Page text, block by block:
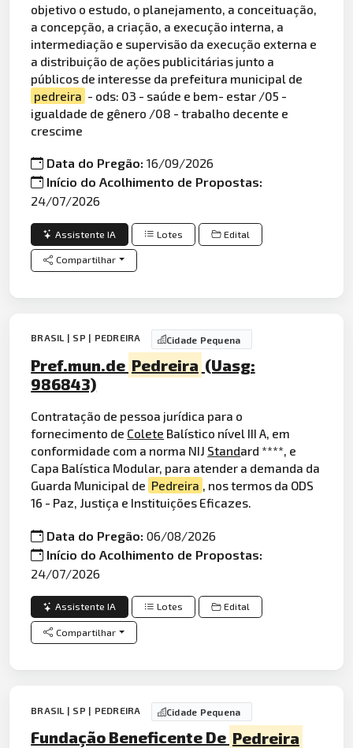
objetivo o estudo, o planejamento, a conceituação,
a concepção, a criação, a execução interna, a
intermediação e supervisão da execução externa e
a distribuição de ações publicitárias junto a
públicos de interesse da prefeitura municipal de
pedreira - ods: 03 - saúde e bem- estar /05 -
igualdade de gênero /08 - trabalho decente e
crescime
Data do Pregão:16/09/2026
Início do Acolhimento de Propostas:
24/07/2026
Assistente IA Lotes Edital
Compartilhar
BRASIL | SP | PEDREIRA Cidade Pequena
Pref.mun.de Pedreira (Uasg:
986843)
Contratação de pessoa jurídica para o
fornecimento de Colete Balístico nível III A, em
conformidade com a norma NIJ Standard ****, e
Capa Balística Modular, para atender a demanda da
Guarda Municipal de Pedreira , nos termos da ODS
16 - Paz, Justiça e Instituições Eficazes.
Data do Pregão:06/08/2026
Início do Acolhimento de Propostas:
24/07/2026
Assistente IA Lotes Edital
Compartilhar
BRASIL | SP | PEDREIRA Cidade Pequena
Fundação Beneficente De Pedreira